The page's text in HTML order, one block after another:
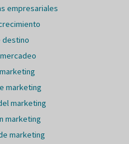
empresariales
destino
marketing
marketing
marketing
marketing